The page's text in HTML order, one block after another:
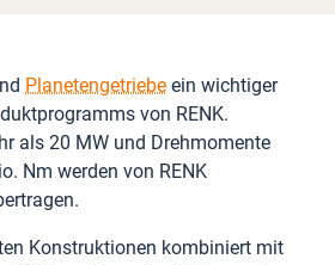
Planetengetriebe ein wichtiger
von RENK.
als 20 MW und Drehmomente
Nm werden von RENK
Konstruktionen kombiniert mit